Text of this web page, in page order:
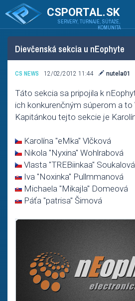
CSPORTAL.SK
SERVERY, TURNAJE, SÚŤAŽE,
KOMUNITA
Dievčenská sekcia u nEophyte
CS NEWS 12/02/2012 11:44 nutela01
Táto sekcia sa pripojila k
ich konkurenčným súperom a to
Kapitánkou tejto sekcie je
Karolína "eMka" Vlčková
Nikola "Nyxina" Wohlrabová
Vlasta "TREBiinkaa" Soukalová
Iva "Noxinka" Pullmmanová
Michaela "Mikajla" Domeová
Páťa "patrisa" Šimová